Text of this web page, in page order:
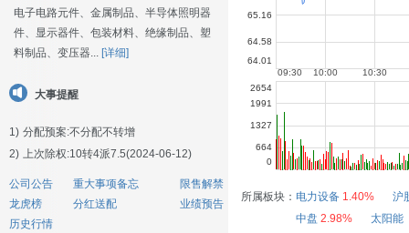
电子电路元件、金属制品、半导体照明器
件、显示器件、包装材料、绝缘制品、塑
料制品、变压器... [详细]
大事提醒
1) 分配预案:不分配不转增
2) 上次除权:10转4派7.5(2024-06-12)
公司公告 重大事项备忘
限售解禁
龙虎榜
分红送配
业绩预告
历史行情
所属板块： 电力设备 1.40%
沪
中盘 2.98%
太阳能